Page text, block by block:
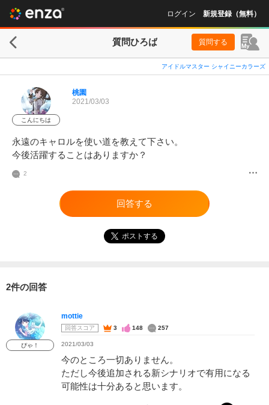
ログイン 新規登録（無料）
質問ひろば 質問する
アイドルマスター シャイニーカラーズ
こんにちは
桃園
2021/03/03
永遠のキャロルを使い道を教えて下さい。
今後活躍することはありますか？
2
回答する
ポストする
2件の回答
ぴゃ！
mottie
回答スコア 3 148 257
2021/03/03
今のところ一切ありません。
ただし今後追加される新シナリオで有用になる
可能性は十分あると思います。